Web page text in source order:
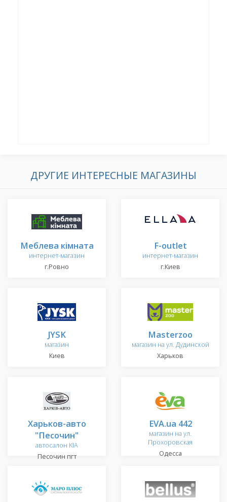
ДРУГИЕ ИНТЕРЕСНЫЕ МАГАЗИНЫ
Меблева кімната
интернет-магазин
г.Ровно
F-outlet
интернет-магазин
г.Киев
JYSK
магазин
Киев
Masterzoo
магазин на ул. Дудинской
Харьков
Харьков-авто
"Песочин"
автосалон KIA
Песочин пгт
EVA.ua 442
магазин на ул.
Прохоровская
Одесса